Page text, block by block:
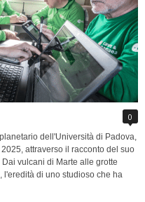
0
dell'Università di Padova,
attraverso il racconto del suo
vulcani di Marte alle grotte
l'eredità di uno studioso che ha